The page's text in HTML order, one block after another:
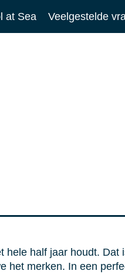
at Sea Veelgestelde
half jaar houdt. Dat
het merken. In een